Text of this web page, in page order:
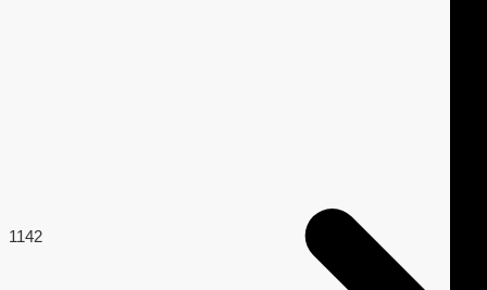
1142